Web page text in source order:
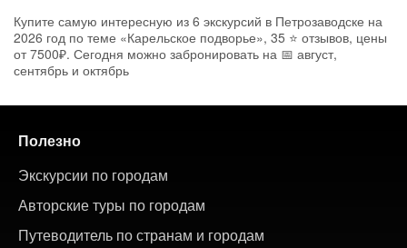
Купите самую интересную из 6 экскурсий в Петрозаводске на
2026 год по теме «Карельское подворье», 35 ⭐ отзывов, цены
от 7500₽. Сегодня можно забронировать на 📅 август,
сентябрь и октябрь
Полезно
Экскурсии по городам
Авторские туры по городам
Путеводитель по странам и городам